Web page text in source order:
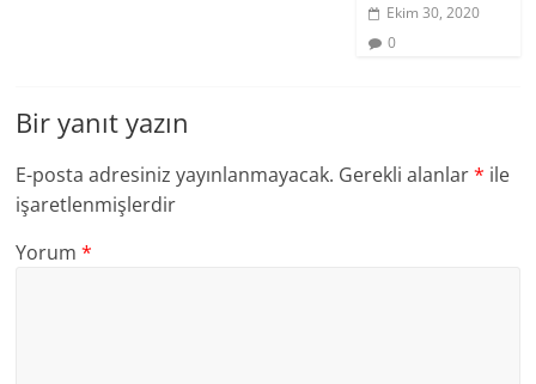
Ekim 30, 2020
0
Bir yanıt yazın
E-posta adresiniz yayınlanmayacak. Gerekli alanlar* ile
işaretlenmişlerdir
Yorum*